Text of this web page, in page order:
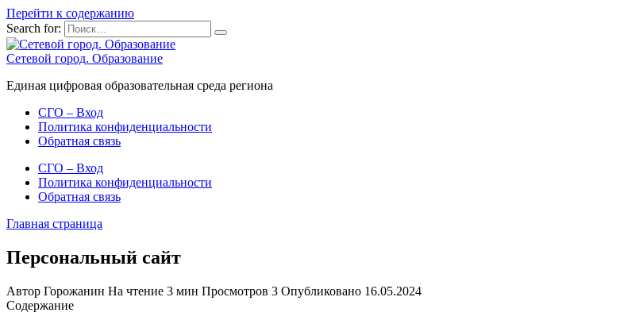
Перейти к содержанию
Search for:
Сетевой город. Образование
Единая цифровая образовательная среда региона
СГО – Вход
Политика конфиденциальности
Обратная связь
СГО – Вход
Политика конфиденциальности
Обратная связь
Главная страница
Персональный сайт
Автор Горожанин На чтение 3 мин Просмотров 3 Опубликовано 16.05.2024
Содержание